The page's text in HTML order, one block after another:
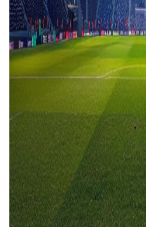
1 mei2026
Hoedd
Aasane
18 okt2025
Aasane
26 jul
2025
Aasane
Hoedd
2 2
17 sep2023